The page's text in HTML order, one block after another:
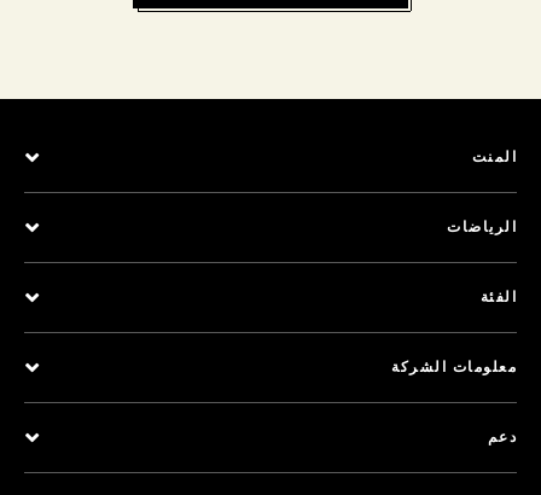
المنت
الرياضات
الفئة
معلومات الشركة
دعم